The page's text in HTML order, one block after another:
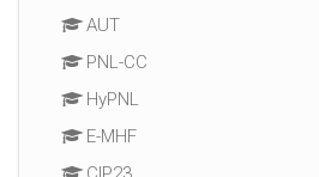
AUT
PNL-CC
HyPNL
E-MHF